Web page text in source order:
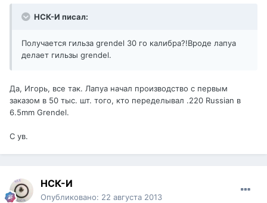
НСК-И писал:
Получается гильза grendel 30 го калибра?!Вроде лапуа
делает гильзы grendel.
Да, Игорь, все так. Лапуа начал производство с первым
заказом в 50 тыс. шт. того, кто переделывал .220 Russian в
6.5mm Grendel.
С ув.
НСК-И
Опубликовано: 22 августа 2013